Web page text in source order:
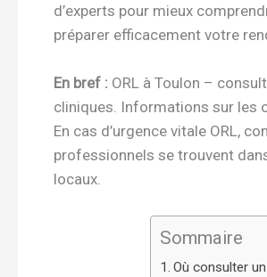
d’experts pour mieux
préparer efficacement votre
En bref : ORL à Toulon –
cliniques. Informations sur les
En cas d’urgence vitale ORL,
professionnels se trouvent
locaux.
Sommaire
Où consulter